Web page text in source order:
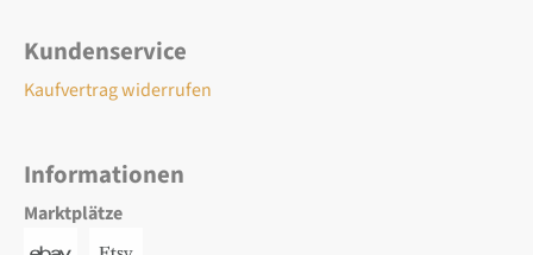
Kundenservice
Kaufvertrag widerrufen
Informationen
Marktplätze